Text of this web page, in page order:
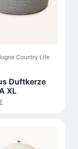
Country Life
Duftkerze
XL